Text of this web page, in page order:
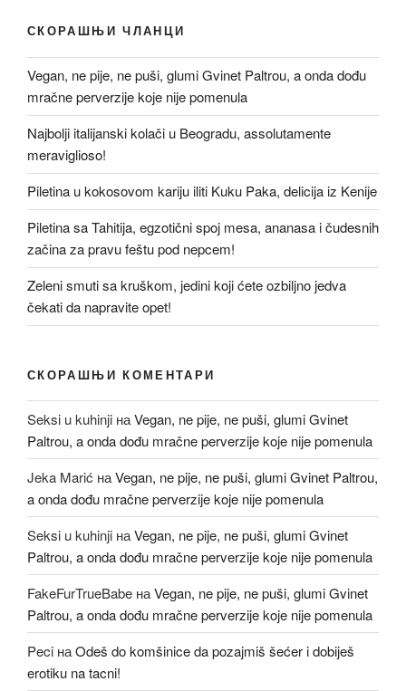
СКОРАШЊИ ЧЛАНЦИ
Vegan, ne pije, ne puši, glumi Gvinet Paltrou, a onda dođu
mračne perverzije koje nije pomenula
Najbolji italijanski kolači u Beogradu, assolutamente
meraviglioso!
Piletina u kokosovom kariju iliti Kuku Paka, delicija iz Kenije
Piletina sa Tahitija, egzotični spoj mesa, ananasa i čudesnih
začina za pravu feštu pod nepcem!
Zeleni smuti sa kruškom, jedini koji ćete ozbiljno jedva
čekati da napravite opet!
СКОРАШЊИ КОМЕНТАРИ
Seksi u kuhinji наVegan, ne pije, ne puši, glumi Gvinet
Paltrou, a onda dođu mračne perverzije koje nije pomenula
Jeka Marić наVegan, ne pije, ne puši, glumi Gvinet Paltrou,
a onda dođu mračne perverzije koje nije pomenula
Seksi u kuhinji наVegan, ne pije, ne puši, glumi Gvinet
Paltrou, a onda dođu mračne perverzije koje nije pomenula
FakeFurTrueBabe наVegan, ne pije, ne puši, glumi Gvinet
Paltrou, a onda dođu mračne perverzije koje nije pomenula
Peci наOdeš do komšinice da pozajmiš šećer i dobiješ
erotiku na tacni!